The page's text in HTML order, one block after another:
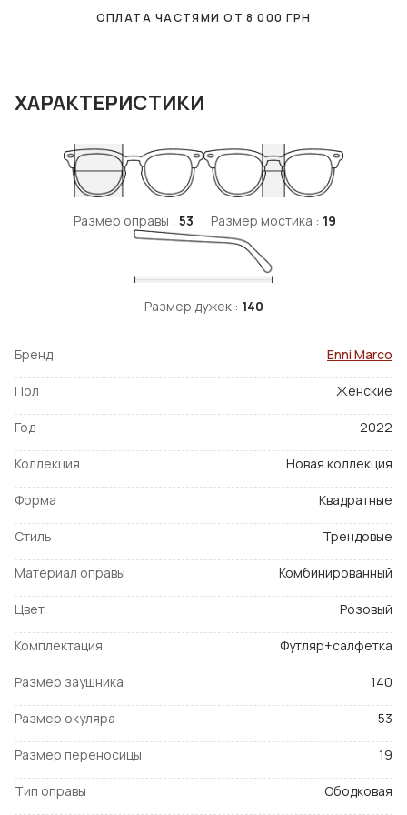
ОПЛАТА ЧАСТЯМИ ОТ8 000 ГРН
ХАРАКТЕРИСТИКИ
Размер оправы : 53 Размер мостика : 19
Размер дужек : 140
Бренд Enni Marco
Пол Женские
Год 2022
Коллекция Новая коллекция
Форма Квадратные
Стиль Трендовые
Материал оправы Комбинированный
Цвет Розовый
Комплектация Футляр+салфетка
Размер заушника 140
Размер окуляра 53
Размер переносицы 19
Тип оправы Ободковая